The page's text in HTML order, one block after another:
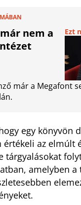
nem a
Ezt
már a Megafont
egy könyvön
az elmúlt
tárgyalásokat
amelyben a